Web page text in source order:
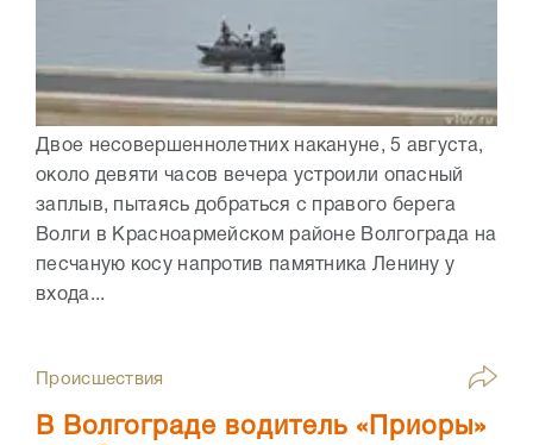
Двое несовершеннолетних накануне, 5 августа,
около девяти часов вечера устроили опасный
заплыв, пытаясь добраться с правого берега
Волги в Красноармейском районе Волгограда на
песчаную косу напротив памятника Ленину у
входа...
Происшествия
В Волгограде водитель «Приоры»